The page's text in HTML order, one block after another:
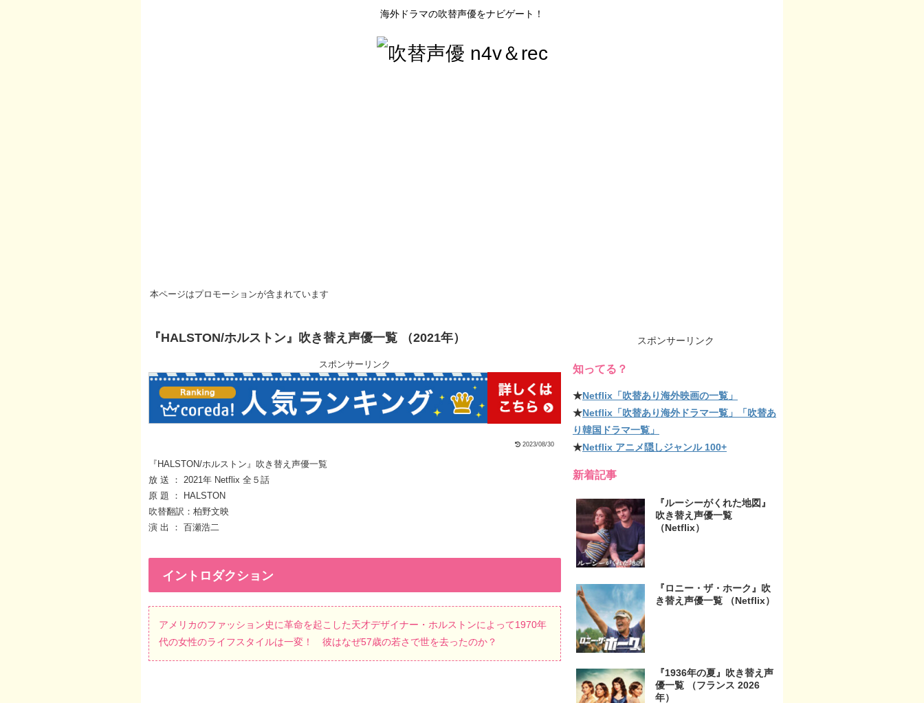
海外ドラマの吹替声優をナビゲート！
本ページはプロモーションが含まれています
『HALSTON/ホルストン』吹き替え声優一覧 （2021年）
スポンサーリンク
2023/08/30
『HALSTON/ホルストン』吹き替え声優一覧
放 送 ： 2021年 Netflix 全５話
原 題 ： HALSTON
吹替翻訳：柏野文映
演 出 ： 百瀬浩二
イントロダクション
アメリカのファッション史に革命を起こした天才デザイナー・ホルストンによって1970年
代の女性のライフスタイルは一変！ 彼はなぜ57歳の若さで世を去ったのか？
スポンサーリンク
知ってる？
★Netflix「吹替あり海外映画の一覧」
★Netflix「吹替あり海外ドラマ一覧」「吹替あ
り韓国ドラマ一覧」
★Netflix アニメ隠しジャンル 100+
新着記事
『ルーシーがくれた地図』
吹き替え声優一覧
（Netflix）
『ロニー・ザ・ホーク』吹
き替え声優一覧 （Netflix）
『1936年の夏』吹き替え声
優一覧 （フランス 2026
年）